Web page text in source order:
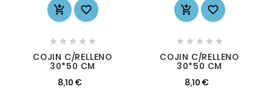
 
    
COJIN C/RELLENO
30*50 CM
8,10 €
 
    
COJIN C/RELLENO
30*50 CM
8,10 €